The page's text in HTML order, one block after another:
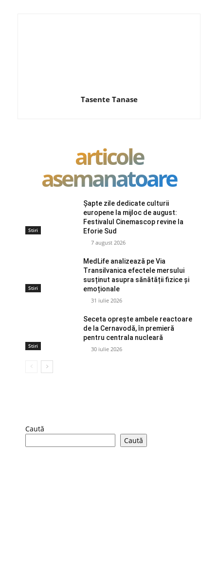
Tasente Tanase
articole
asemanatoare
Stiri
Șapte zile dedicate culturii
europene la mijloc de august:
Festivalul Cinemascop revine la
Eforie Sud
7 august 2026
Stiri
MedLife analizează pe Via
Transilvanica efectele mersului
susținut asupra sănătății fizice și
emoționale
31 iulie 2026
Stiri
Seceta oprește ambele reactoare
de la Cernavodă, în premieră
pentru centrala nucleară
30 iulie 2026
Caută
Caută